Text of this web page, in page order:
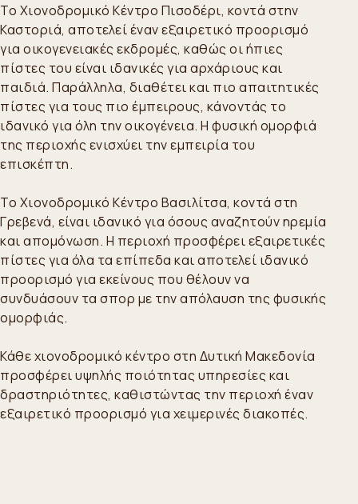
Το Χιονοδρομικό Κέντρο Πισοδέρι, κοντά στην
Καστοριά, αποτελεί έναν εξαιρετικό προορισμό
για οικογενειακές εκδρομές, καθώς οι ήπιες
πίστες του είναι ιδανικές για αρχάριους και
παιδιά. Παράλληλα, διαθέτει και πιο απαιτητικές
πίστες για τους πιο έμπειρους, κάνοντάς το
ιδανικό για όλη την οικογένεια. Η φυσική ομορφιά
της περιοχής ενισχύει την εμπειρία του
επισκέπτη.
Το Χιονοδρομικό Κέντρο Βασιλίτσα, κοντά στη
Γρεβενά, είναι ιδανικό για όσους αναζητούν ηρεμία
και απομόνωση. Η περιοχή προσφέρει εξαιρετικές
πίστες για όλα τα επίπεδα και αποτελεί ιδανικό
προορισμό για εκείνους που θέλουν να
συνδυάσουν τα σπορ με την απόλαυση της φυσικής
ομορφιάς.
Κάθε χιονοδρομικό κέντρο στη Δυτική Μακεδονία
προσφέρει υψηλής ποιότητας υπηρεσίες και
δραστηριότητες, καθιστώντας την περιοχή έναν
εξαιρετικό προορισμό για χειμερινές διακοπές.